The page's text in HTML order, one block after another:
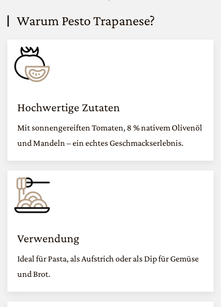
Warum Pesto Trapanese?
Hochwertige Zutaten
Mit sonnengereiften Tomaten, 8 % nativem Olivenöl
und Mandeln – ein echtes Geschmackserlebnis.
Verwendung
Ideal für Pasta, als Aufstrich oder als Dip für Gemüse
und Brot.